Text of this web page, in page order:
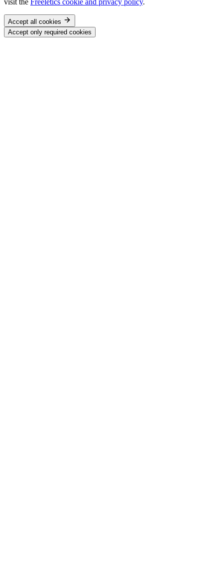
visit the Freeletics cookie and privacy policy.
Accept all cookies
Accept only required cookies